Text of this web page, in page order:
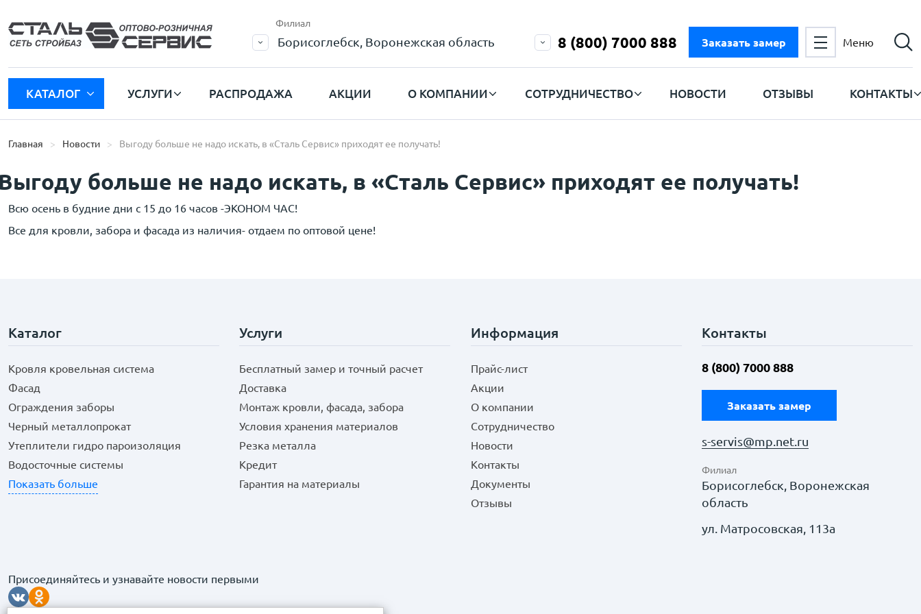
Филиал
Борисоглебск, Воронежская область 8 (800) 7000 888 Заказать замер Меню
КАТАЛОГ УСЛУГИ РАСПРОДАЖА АКЦИИ О КОМПАНИИ СОТРУДНИЧЕСТВО НОВОСТИ ОТЗЫВЫ КОНТАКТЫ
Главная Новости Выгоду больше не надо искать, в «Сталь Сервис» приходят ее получать!
больше не надо искать, в «Сталь Сервис» приходят ее получать!
Всю осень в будние дни с 15 до 16 часов -ЭКОНОМ ЧАС!
Все для кровли, забора и фасада из наличия- отдаем по оптовой цене!
Каталог
Кровля кровельная система
Фасад
Ограждения заборы
Черный металлопрокат
Утеплители гидро пароизоляция
Водосточные системы
Показать больше
Услуги
Бесплатный замер и точный расчет
Доставка
Монтаж кровли, фасада, забора
Условия хранения материалов
Резка металла
Кредит
Гарантия на материалы
Информация
Прайс-лист
Акции
О компании
Сотрудничество
Новости
Контакты
Документы
Отзывы
Контакты
8 (800) 7000 888
Заказать замер
s-servis@mp.net.ru
Филиал
Борисоглебск, Воронежская
область
ул. Матросовская, 113а
Присоединяйтесь и узнавайте новости первыми